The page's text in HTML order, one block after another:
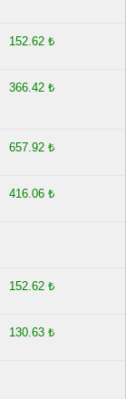
152.62 ₺
366.42 ₺
657.92 ₺
416.06 ₺
152.62 ₺
130.63 ₺